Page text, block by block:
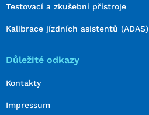
Testovací a zkušební přístroje
Kalibrace jízdních asistentů (ADAS)
Důležité odkazy
Kontakty
Impressum